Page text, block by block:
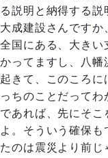
説明と納得する
成建設さんです
国にある、大き
ってますし、八
きて、このころ
ちのことだって
あれば、先にそ
。そういう確保
のは震災より前